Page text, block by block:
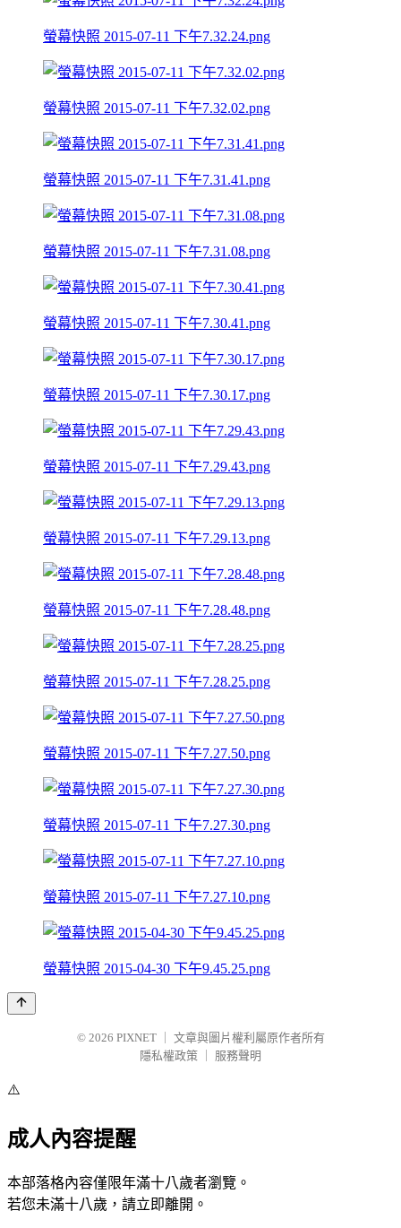
螢幕快照 2015-07-11 下午7.32.24.png
螢幕快照 2015-07-11 下午7.32.02.png
螢幕快照 2015-07-11 下午7.31.41.png
螢幕快照 2015-07-11 下午7.31.08.png
螢幕快照 2015-07-11 下午7.30.41.png
螢幕快照 2015-07-11 下午7.30.17.png
螢幕快照 2015-07-11 下午7.29.43.png
螢幕快照 2015-07-11 下午7.29.13.png
螢幕快照 2015-07-11 下午7.28.48.png
螢幕快照 2015-07-11 下午7.28.25.png
螢幕快照 2015-07-11 下午7.27.50.png
螢幕快照 2015-07-11 下午7.27.30.png
螢幕快照 2015-07-11 下午7.27.10.png
螢幕快照 2015-04-30 下午9.45.25.png
© 2026 PIXNET
文章與圖片權利屬原作者所有
隱私權政策
服務聲明
⚠️
成人內容提醒
本部落格內容僅限年滿十八歲者瀏覽。
若您未滿十八歲，請立即離開。